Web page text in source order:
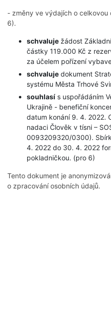
- změny ve výdajích o
6).
schvaluje žádost
částky 119.000 Kč z
za účelem pořízení
schvaluje dokument
systému Města Trhové
souhlasí s uspořádáním
Ukrajině - benefiční
datum konání 9. 4. 2022.
nadaci Člověk v tísni –
0093209320/0300).
4. 2022 do 30. 4. 2022
pokladničkou. (pro 6)
Tento dokument je
o zpracování osobních údajů.